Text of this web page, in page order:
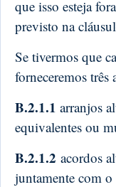
que isso esteja
previsto na
Se tivermos que
forneceremos três
B.2.1.1 arranjos
equivalentes ou
B.2.1.2 acordos
juntamente com o